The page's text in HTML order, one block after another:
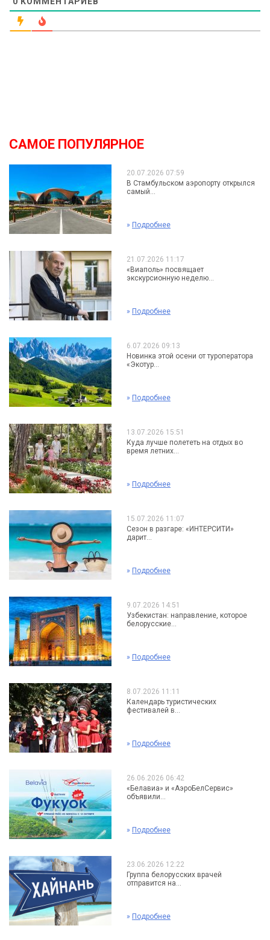
САМОЕ ПОПУЛЯРНОЕ
20.07.2026 07:59
В Стамбульском аэропорту открылся
самый...
» Подробнее
21.07.2026 11:17
«Виаполь» посвящает
экскурсионную неделю...
» Подробнее
6.07.2026 09:13
Новинка этой осени от туроператора
«Экотур...
» Подробнее
13.07.2026 15:51
Куда лучше полететь на отдых во
время летних...
» Подробнее
15.07.2026 11:07
Сезон в разгаре: «ИНТЕРСИТИ»
дарит...
» Подробнее
9.07.2026 14:51
Узбекистан: направление, которое
белорусские...
» Подробнее
8.07.2026 11:11
Календарь туристических
фестивалей в...
» Подробнее
26.06.2026 06:42
«Белавиа» и «АэроБелСервис»
объявили...
» Подробнее
23.06.2026 12:22
Группа белорусских врачей
отправится на...
» Подробнее